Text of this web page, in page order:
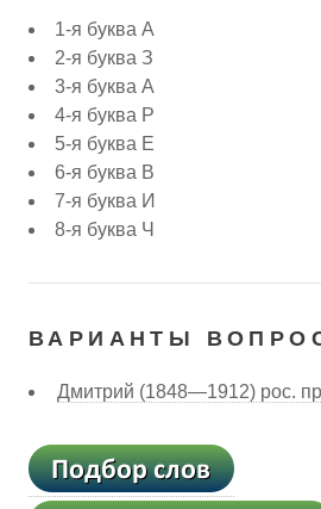
1-я буква А
2-я буква З
3-я буква А
4-я буква Р
5-я буква Е
6-я буква В
7-я буква И
8-я буква Ч
ВАРИАНТЫ
Дмитрий (1848—1912) рос.